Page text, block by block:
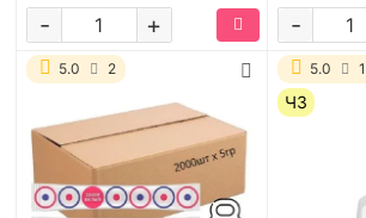
+
- -
5.0 2 5.0
ЧЗ